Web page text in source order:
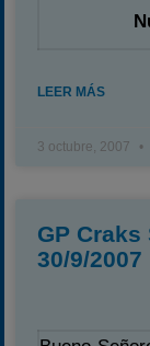
LEER MÁS
3 octubre, 2007
GP
30/9/2007